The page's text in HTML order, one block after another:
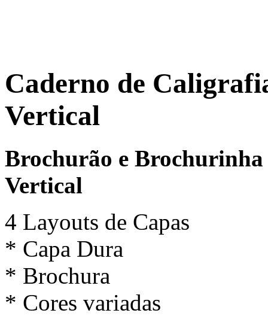
Caderno de
Vertical
Brochurão e Brochurinha
Vertical
4 Layouts de Capas
* Capa Dura
* Brochura
* Cores variadas